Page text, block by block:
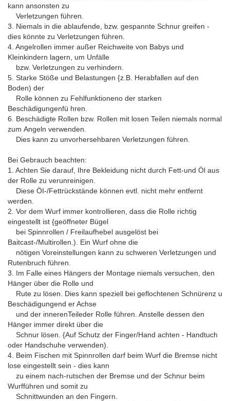
kann ansonsten zu
Verletzungen führen.
3. Niemals in die ablaufende, bzw. gespannte Schnur greifen -
dies könnte zu Verletzungen führen.
4. Angelrollen immer außer Reichweite von Babys und
Kleinkindern lagern, um Unfälle
bzw. Verletzungen zu verhindern.
5. Starke Stöße und Belastungen {z.B. Herabfallen auf den
Boden) der
Rolle können zu Fehlfunktioneno der starken
Beschädigungenfü hren.
6. Beschädigte Rollen bzw. Rollen mit losen Teilen niemals normal
zum Angeln verwenden.
Dies kann zu unvorhersehbaren Verletzungen führen.
Bei Gebrauch beachten:
1. Achten Sie darauf, Ihre Bekleidung nicht durch Fett-und Öl aus
der Rolle zu verunreinigen.
Diese ÖI-/Fettrückstände können evtl. nicht mehr entfernt
werden.
2. Vor dem Wurf immer kontrollieren, dass die Rolle richtig
eingestellt ist {geöffneter Bügel
bei Spinnrollen / Freilaufhebel ausgelöst bei
Baitcast-/Multirollen.). Ein Wurf ohne die
nötigen Voreinstellungen kann zu schweren Verletzungen und
Rutenbruch führen.
3. Im Falle eines Hängers der Montage niemals versuchen, den
Hänger über die Rolle und
Rute zu lösen. Dies kann speziell bei geflochtenen Schnürenz u
Beschädigungend er Achse
und der innerenTeileder Rolle führen. Anstelle dessen den
Hänger immer direkt über die
Schnur lösen. {Auf Schutz der Finger/Hand achten - Handtuch
oder Handschuhe verwenden).
4. Beim Fischen mit Spinnrollen darf beim Wurf die Bremse nicht
lose eingestellt sein - dies kann
zu einem nach-rutschen der Bremse und der Schnur beim
Wurfführen und somit zu
Schnittwunden an den Fingern.